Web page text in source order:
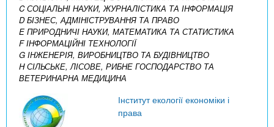
C СОЦІАЛЬНІ НАУКИ, ЖУРНАЛІСТИКА ТА ІНФОРМАЦІЯ
D БІЗНЕС, АДМІНІСТРУВАННЯ ТА ПРАВО
E ПРИРОДНИЧІ НАУКИ, МАТЕМАТИКА ТА СТАТИСТИКА
F ІНФОРМАЦІЙНІ ТЕХНОЛОГІЇ
G ІНЖЕНЕРІЯ, ВИРОБНИЦТВО ТА БУДІВНИЦТВО
H СІЛЬСЬКЕ, ЛІСОВЕ, РИБНЕ ГОСПОДАРСТВО ТА
ВЕТЕРИНАРНА МЕДИЦИНА
Інститут екології економіки і
права